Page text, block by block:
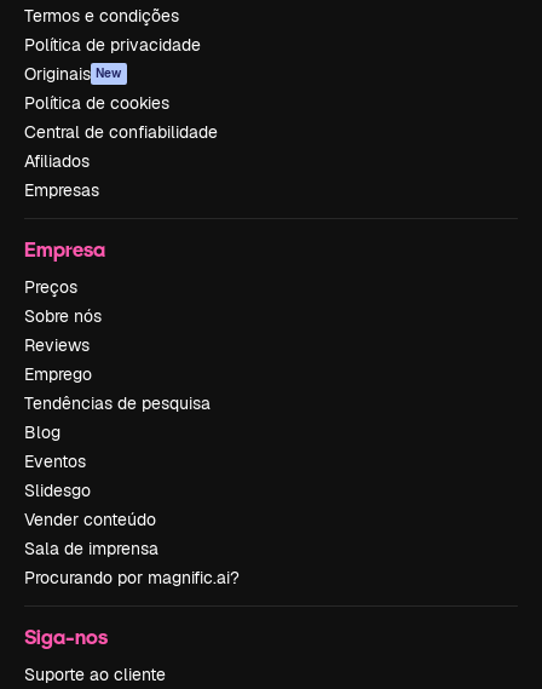
Termos e condições
Política de privacidade
Originais New
Política de cookies
Central de confiabilidade
Afiliados
Empresas
Empresa
Preços
Sobre nós
Reviews
Emprego
Tendências de pesquisa
Blog
Eventos
Slidesgo
Vender conteúdo
Sala de imprensa
Procurando por magnific.ai?
Siga-nos
Suporte ao cliente